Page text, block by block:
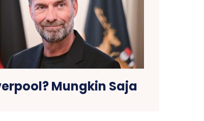
Mungkin Saja